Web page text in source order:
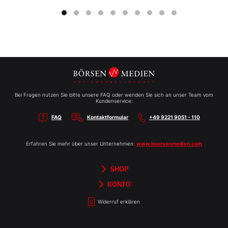
Bei Fragen nutzen Sie bitte unsere FAQ oder wenden Sie sich an unser Team vom
Kundenservice:
FAQ Kontaktformular +49 9221 9051 - 110
Erfahren Sie mehr über unser Unternehmen: www.boersenmedien.com
SHOP
Börsenbriefe
Aktien-Reports
HEBELTRADER
TradingDay
Newsletter
Merchandise
Gutscheine
KONTO
Widerruf erklären